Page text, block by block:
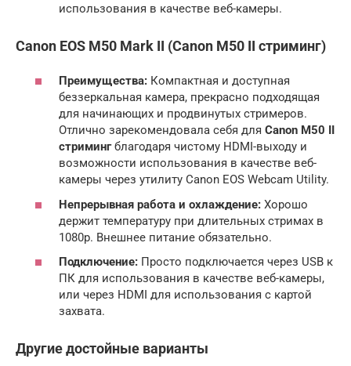
использования в качестве веб-камеры.
Canon EOS M50 Mark II (Canon M50 II стриминг)
Преимущества: Компактная и доступная
беззеркальная камера, прекрасно подходящая
для начинающих и продвинутых стримеров.
Отлично зарекомендовала себя для Canon M50 II
стримингблагодаря чистому HDMI-выходу и
возможности использования в качестве веб-
камеры через утилиту Canon EOS Webcam Utility.
Непрерывная работа и охлаждение: Хорошо
держит температуру при длительных стримах в
1080p. Внешнее питание обязательно.
Подключение: Просто подключается через USB к
ПК для использования в качестве веб-камеры,
или через HDMI для использования с картой
захвата.
Другие достойные варианты